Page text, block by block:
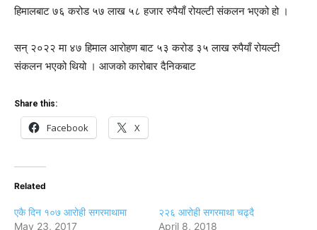
हिमालबाट ७६ करोड ५७ लाख ५८ हजार रुपैयाँ रोयल्टी संकलन भएको हो ।
सन् २०२२ मा ४७ हिमाल आरोहण बाट ५३ करोड ३५ लाख रुपैयाँ रोयल्टी
संकलन भएको थियो । आजको कारोबार दैनिकबाट
Share this:
Facebook X
Related
एकै दिन १०७ आरोही सगरमाथामा
May 23, 2017
२२६ आरोही सगरमाथा चढ्दै
April 8, 2018